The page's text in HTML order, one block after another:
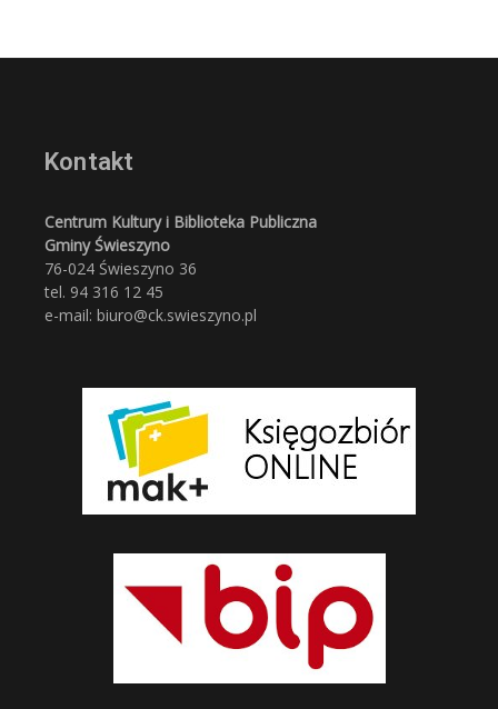
Kontakt
Centrum Kultury i Biblioteka Publiczna
Gminy Świeszyno
76-024 Świeszyno 36
tel. 94 316 12 45
e-mail: biuro@ck.swieszyno.pl